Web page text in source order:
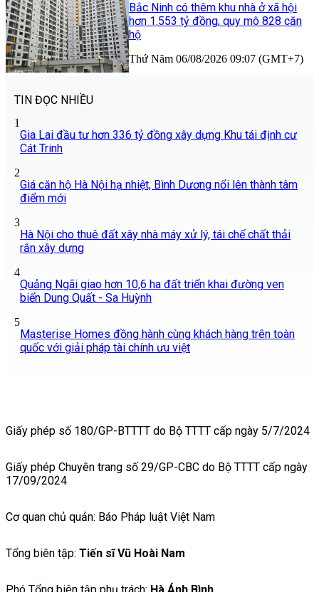
Bắc Ninh có thêm khu nhà ở xã hội
hơn 1.553 tỷ đồng, quy mô 828 căn
hộ
Thứ Năm 06/08/2026 09:07 (GMT+7)
TIN ĐỌC NHIỀU
1
Gia Lai đầu tư hơn 336 tỷ đồng xây dựng Khu tái định cư
Cát Trinh
2
Giá căn hộ Hà Nội hạ nhiệt, Bình Dương nổi lên thành tâm
điểm mới
3
Hà Nội cho thuê đất xây nhà máy xử lý, tái chế chất thải
rắn xây dựng
4
Quảng Ngãi giao hơn 10,6 ha đất triển khai đường ven
biển Dung Quất - Sa Huỳnh
5
Masterise Homes đồng hành cùng khách hàng trên toàn
quốc với giải pháp tài chính ưu việt
Giấy phép số 180/GP-BTTTT do Bộ TTTT cấp ngày 5/7/2024
Giấy phép Chuyên trang số 29/GP-CBC do Bộ TTTT cấp ngày
17/09/2024
Cơ quan chủ quản: Báo Pháp luật Việt Nam
Tổng biên tập: Tiến sĩ Vũ Hoài Nam